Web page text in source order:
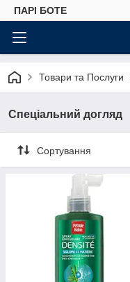
ПАРІ БОТЕ
Товари та Послуги
Спеціальний догляд
Сортування